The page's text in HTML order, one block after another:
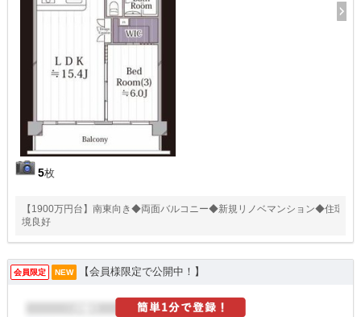
5枚
【1900万円台】南東向き◆両面バルコニー◆新規リノベマンション◆住環
境良好
会員限定 NEW 【会員様限定で公開中！】